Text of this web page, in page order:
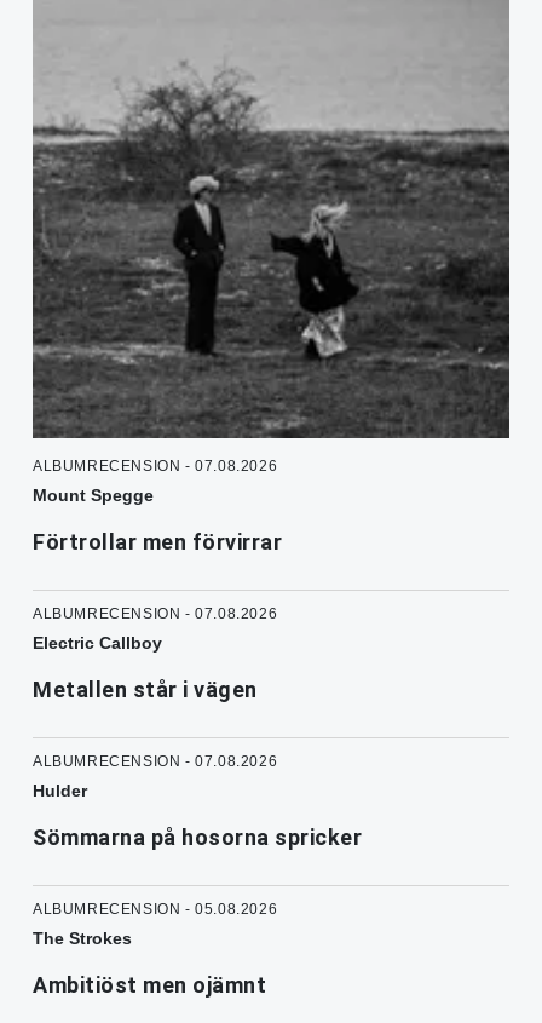
ALBUMRECENSION - 07.08.2026
Mount Spegge
Förtrollar men förvirrar
ALBUMRECENSION - 07.08.2026
Electric Callboy
Metallen står i vägen
ALBUMRECENSION - 07.08.2026
Hulder
Sömmarna på hosorna spricker
ALBUMRECENSION - 05.08.2026
The Strokes
Ambitiöst men ojämnt